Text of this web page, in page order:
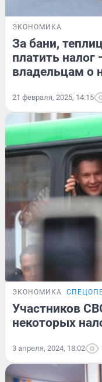
ЭКОНОМИКА
За бани,
платить
владельцам о
21 февраля, 2025, 14:15
ЭКОНОМИКА
Участников
некоторых
3 апреля, 2024, 18:02